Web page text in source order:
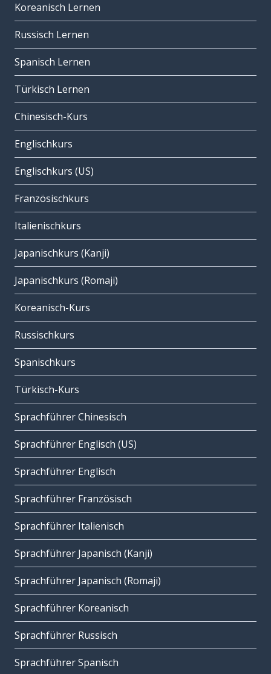
Koreanisch Lernen
Russisch Lernen
Spanisch Lernen
Türkisch Lernen
Chinesisch-Kurs
Englischkurs
Englischkurs (US)
Französischkurs
Italienischkurs
Japanischkurs (Kanji)
Japanischkurs (Romaji)
Koreanisch-Kurs
Russischkurs
Spanischkurs
Türkisch-Kurs
Sprachführer Chinesisch
Sprachführer Englisch (US)
Sprachführer Englisch
Sprachführer Französisch
Sprachführer Italienisch
Sprachführer Japanisch (Kanji)
Sprachführer Japanisch (Romaji)
Sprachführer Koreanisch
Sprachführer Russisch
Sprachführer Spanisch